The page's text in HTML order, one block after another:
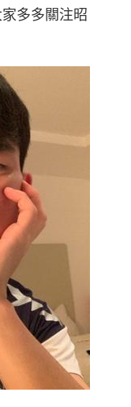
多多關注昭